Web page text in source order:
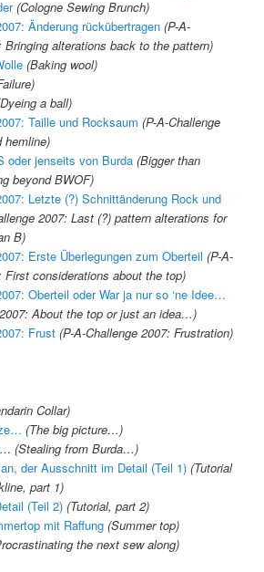
(Cologne Sewing Brunch)
Änderung rückübertragen (P-A-
Bringing alterations back to the pattern)
(Baking wool)
a ball)
Taille und Rocksaum (P-A-Challenge
hemline)
oder jenseits von Burda (Bigger than
beyond BWOF)
Letzte (?) Schnittänderung Rock und
2007: Last (?) pattern alterations for
B)
Erste Überlegungen zum Oberteil (P-A-
First considerations about the top)
Oberteil oder War ja nur so ‘ne Idee…
About the top or just an idea…)
Frust (P-A-Challenge 2007: Frustration)
Collar)
(The big picture…)
(Stealing from Burda…)
der Ausschnitt im Detail (Teil 1) (Tutorial
part 1)
(Teil 2) (Tutorial, part 2)
mit Raffung (Summer top)
the next sew along)